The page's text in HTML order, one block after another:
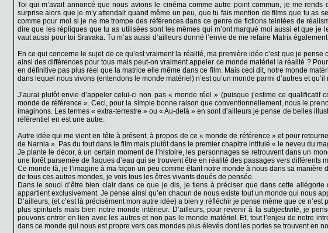
Toi qui m’avait annoncé que nous avions le cinéma comme autre point commun, je me
surprise alors que je m’y attendait quand même un peu, que tu fais mention de films que tu as
comme pour moi si je ne me trompe des références dans ce genre de fictions teintées de
dire que les répliques que tu as utilisées sont les mêmes qui m’ont marqué moi aussi et que
vaut aussi pour toi Sravaka. Tu m’as aussi d’ailleurs donné l’envie de me refaire Matrix
En ce qui concerne le sujet de ce qu’est vraiment la réalité, ma première idée c’est que je
ainsi des différences pour tous mais peut-on vraiment appeler ce monde matériel la réalité ?
en définitive pas plus réel que la matrice elle même dans ce film. Mais ceci dit, notre monde
dans lequel nous vivons (entendons le monde matériel) n’est qu’un monde parmi d’autres et
J’aurai plutôt envie d’appeler celui-ci non pas « monde réel » (puisque j’estime ce
monde de référence ». Ceci, pour la simple bonne raison que conventionnellement, nous le
imaginons. Les termes « extra-terrestre » ou « Au-delà » en sont d’ailleurs je pense de belles
référentiel en est une autre.
Autre idée qui me vient en tête à présent, à propos de ce « monde de référence » et pour
de Narnia ». Pas du tout dans le film mais plutôt dans le premier chapitre intitulé « le neveu du
Je plante le décor, à un certain moment de l’histoire, les personnages se retrouvent dans un
une forêt parsemée de flaques d’eau qui se trouvent être en réalité des passages vers différents
Ce monde là, je l’imagine à ma façon un peu comme étant notre monde à nous dans sa
de tous ces autres mondes, je vois tous les êtres vivants doués de pensée.
Dans le souci d’être bien clair dans ce que je dis, je tiens à préciser que dans cette
appartient exclusivement. Je pense ainsi qu’en chacun de nous existe tout un monde qui nous
D’ailleurs, (et c’est là précisément mon autre idée) a bien y réfléchir je pense même que ce
plus spirituels mais bien notre monde intérieur. D’ailleurs, pour revenir à la subjectivité, je
pouvons entrer en lien avec les autres et non pas le monde matériel. Et, tout l’enjeu de notre
dans ce monde qui nous est propre vers ces mondes plus élevés dont les portes se trouvent en